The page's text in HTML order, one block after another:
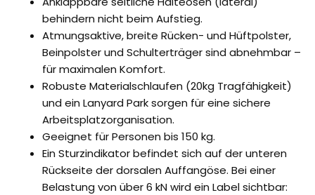
behindern nicht beim Aufstieg.
Atmungsaktive, breite Rücken- und Hüftpolster,
Beinpolster und Schulterträger sind abnehmbar –
für maximalen Komfort.
Robuste Materialschlaufen (20kg Tragfähigkeit)
und ein Lanyard Park sorgen für eine sichere
Arbeitsplatzorganisation.
Geeignet für Personen bis 150 kg.
Ein Sturzindikator befindet sich auf der unteren
Rückseite der dorsalen Auffangöse. Bei einer
Belastung von über 6 kN wird ein Label sichtbar: